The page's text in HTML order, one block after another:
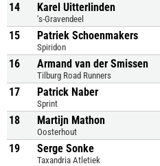
14 Karel Uitterlinden
's-Gravendeel
15 Patriek Schoenmakers
Spiridon
16 Armand van der Smissen
Tilburg Road Runners
17 Patrick Naber
Sprint
18 Martijn Mathon
Oosterhout
19 Serge Sonke
Taxandria Atletiek